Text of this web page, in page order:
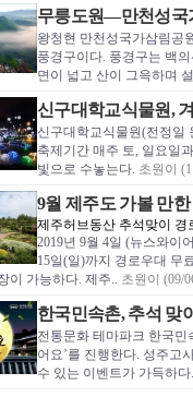
무릉도원—만천성국
왕청현 만천성국가삼림공
풍경구이다. 풍경구는 백
면이 넓고 산이 그윽하며
신구대학교식물원, 겨
신구대학교식물원(전정일
축제기간 매주 토, 일요일
빛으로 수놓는다. 초원이
9월 제주도 가볼 만
제주허브동산 추석맞이 경
2019년 9월 4일 (뉴스와이
15일(일)까지 경로우대 무
이 가능하다. 제주.. 초원이 (09/
한국민속촌, 추석 맞
전통문화 테마파크 한국민
어요’를 진행한다. 성주고
수 있는 이벤트가 가득하다.